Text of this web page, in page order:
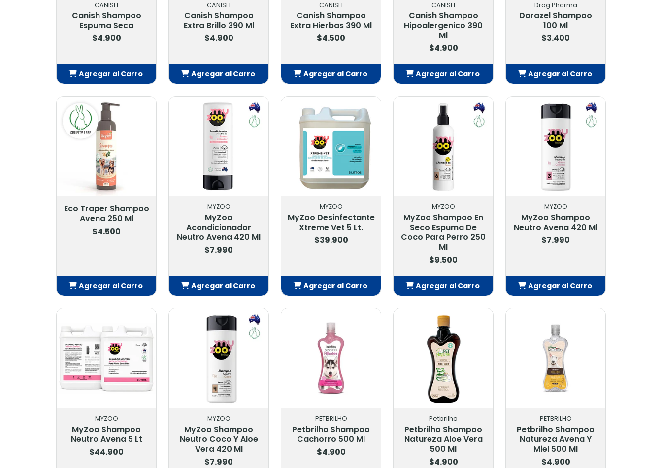
CANISH
Canish Shampoo
Espuma Seca
$4.900
Agregar al Carro
Añadido
CANISH
Canish Shampoo
Extra Brillo 390 Ml
$4.900
Agregar al Carro
Añadido
CANISH
Canish Shampoo
Extra Hierbas 390 Ml
$4.500
Agregar al Carro
Añadido
CANISH
Canish Shampoo
Hipoalergenico 390
Ml
$4.900
Agregar al Carro
Añadido
Drag Pharma
Dorazel Shampoo
100 Ml
$3.400
Agregar al Carro
Añadido
Eco Traper Shampoo
Avena 250 Ml
$4.500
Agregar al Carro
MYZOO
MyZoo
Acondicionador
Neutro Avena 420 Ml
$7.990
Agregar al Carro
MYZOO
MyZoo Desinfectante
Xtreme Vet 5 Lt.
$39.900
Agregar al Carro
MYZOO
MyZoo Shampoo En
Seco Espuma De
Coco Para Perro 250
Ml
$9.500
Agregar al Carro
MYZOO
MyZoo Shampoo
Neutro Avena 420 Ml
$7.990
Agregar al Carro
MYZOO
MyZoo Shampoo
Neutro Avena 5 Lt
$44.900
MYZOO
MyZoo Shampoo
Neutro Coco Y Aloe
Vera 420 Ml
$7.990
PETBRILHO
Petbrilho Shampoo
Cachorro 500 Ml
$4.900
Petbrilho
Petbrilho Shampoo
Natureza Aloe Vera
500 Ml
$4.900
PETBRILHO
Petbrilho Shampoo
Natureza Avena Y
Miel 500 Ml
$4.900